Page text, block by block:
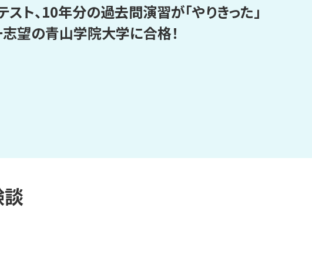
ト、10年分の過去問演習が「やりきった」
志望の青山学院大学に合格！
談